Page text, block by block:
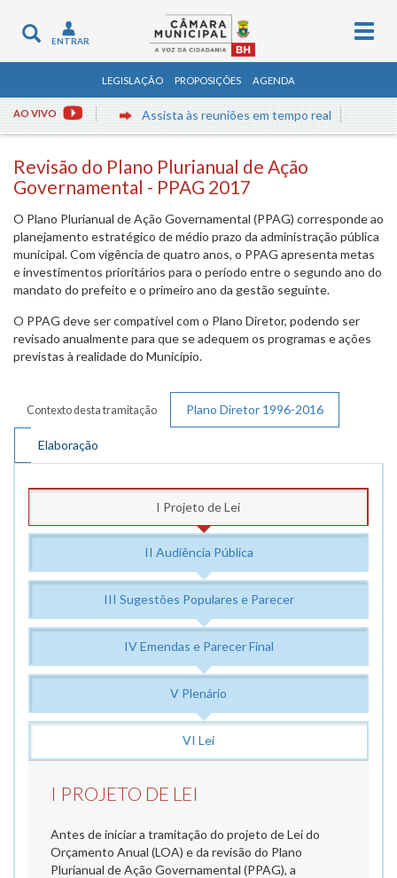
Toggle
navigation
ENTRAR
LEGISLAÇÃO PROPOSIÇÕES AGENDA
AO VIVO Assista às reuniões em tempo real
Revisão do Plano Plurianual de Ação
Governamental - PPAG 2017
O Plano Plurianual de Ação Governamental (PPAG) corresponde ao
planejamento estratégico de médio prazo da administração pública
municipal. Com vigência de quatro anos, o PPAG apresenta metas
e investimentos prioritários para o período entre o segundo ano do
mandato do prefeito e o primeiro ano da gestão seguinte.
O PPAG deve ser compatível com o Plano Diretor, podendo ser
revisado anualmente para que se adequem os programas e ações
previstas à realidade do Município.
Contexto desta tramitação Plano Diretor 1996-2016
PPAG 2014 - 2017
Elaboração
I Projeto de Lei
II Audiência Pública
III Sugestões Populares e Parecer
IV Emendas e Parecer Final
V Plenário
VI Lei
I PROJETO DE LEI
Antes de iniciar a tramitação do projeto de Lei do
Orçamento Anual (LOA) e da revisão do Plano
Plurianual de Ação Governamental (PPAG), a